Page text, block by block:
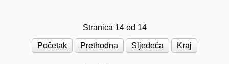
Stranica 14 od 14
Početak Prethodna Sljedeća Kraj